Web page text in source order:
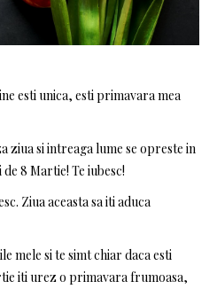
esti unica, esti primavara mea
ziua si intreaga lume se opreste in
8 Martie! Te iubesc!
Ziua aceasta sa iti aduca
mele si te simt chiar daca esti
iti urez o primavara frumoasa,